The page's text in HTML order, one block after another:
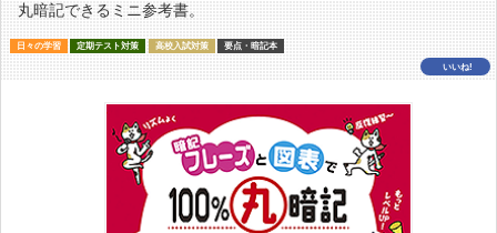
丸暗記できるミニ参考書。
日々の学習 定期テスト対策 高校入試対策 要点・暗記本
いいね!